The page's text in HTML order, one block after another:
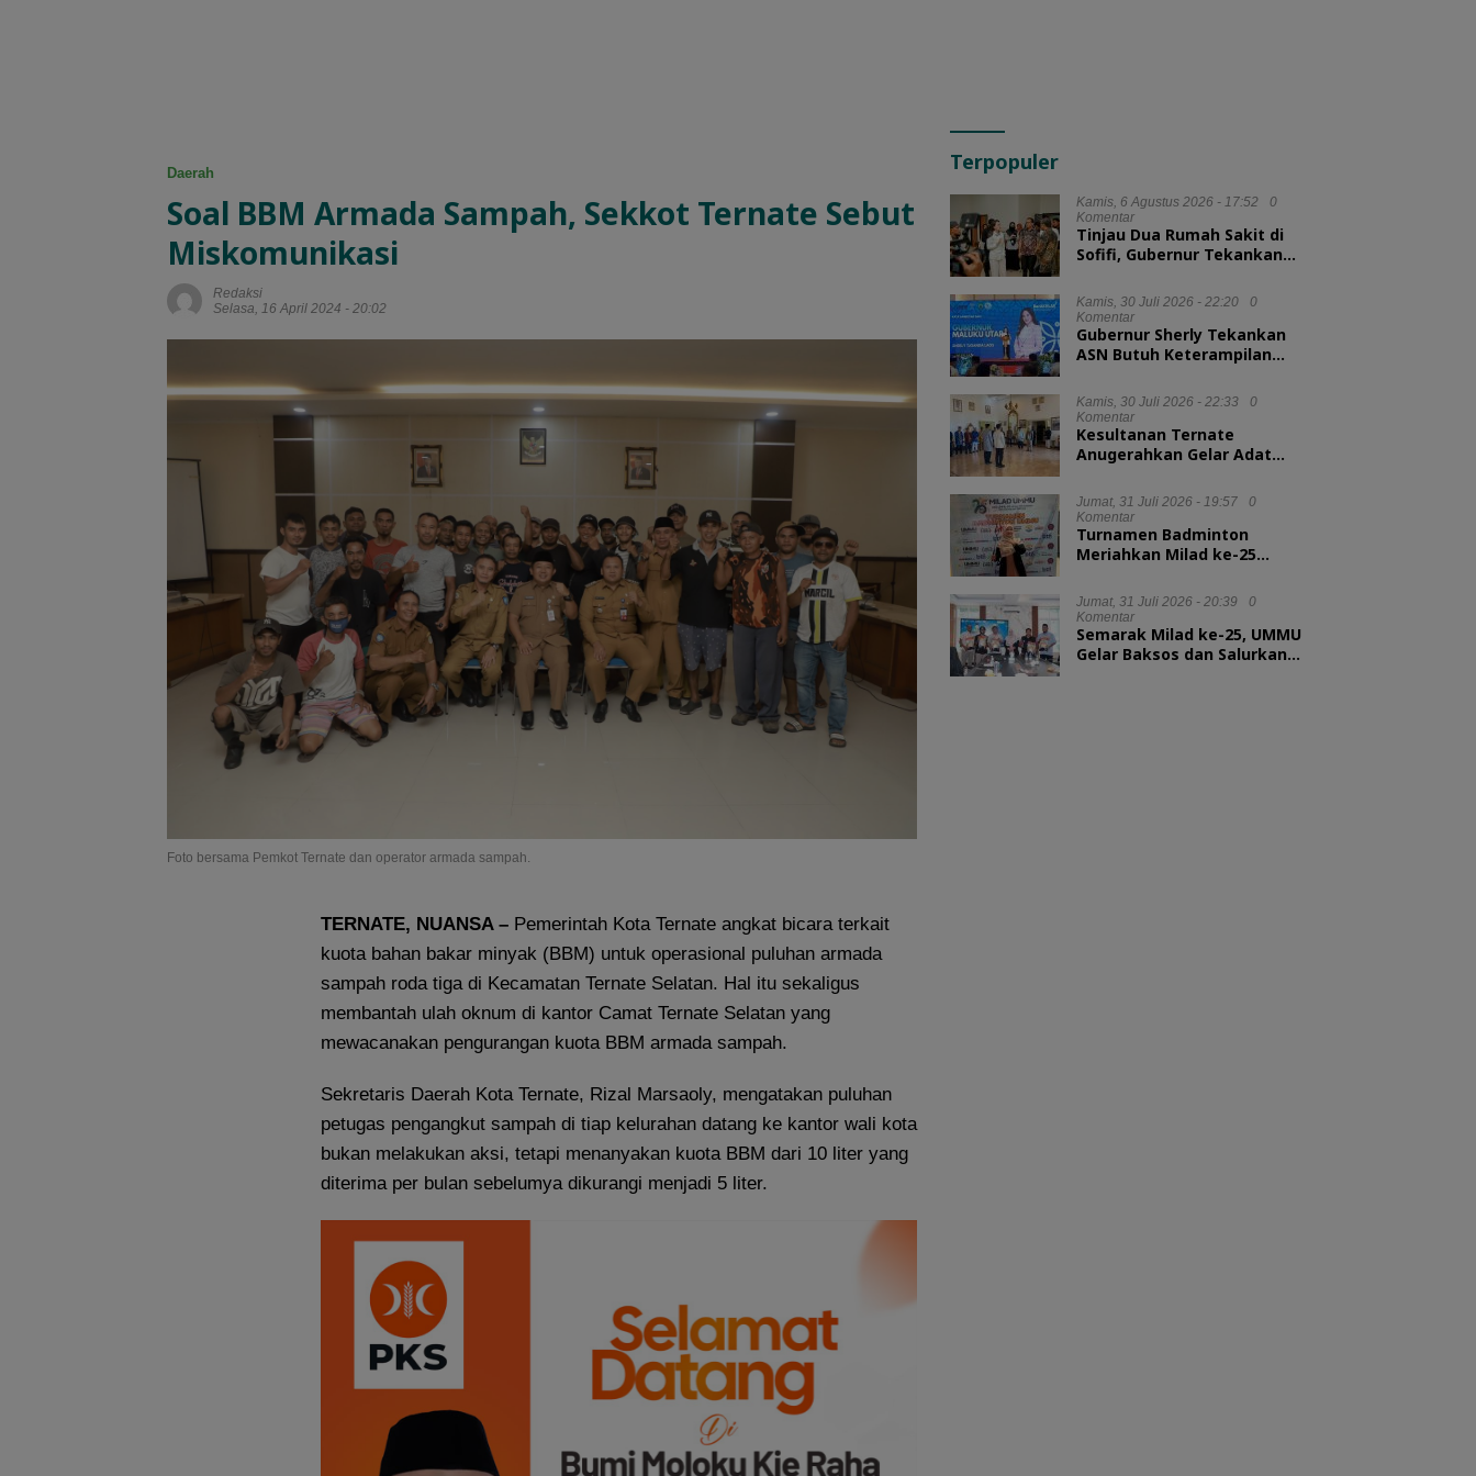
Daerah
Soal BBM Armada Sampah, Sekkot Ternate Sebut
Miskomunikasi
Redaksi
Selasa, 16 April 2024 - 20:02
Foto bersama Pemkot Ternate dan operator armada sampah.
TERNATE, NUANSA – Pemerintah Kota Ternate angkat bicara terkait
kuota bahan bakar minyak (BBM) untuk operasional puluhan armada
sampah roda tiga di Kecamatan Ternate Selatan. Hal itu sekaligus
membantah ulah oknum di kantor Camat Ternate Selatan yang
mewacanakan pengurangan kuota BBM armada sampah.
Sekretaris Daerah Kota Ternate, Rizal Marsaoly, mengatakan puluhan
petugas pengangkut sampah di tiap kelurahan datang ke kantor wali kota
bukan melakukan aksi, tetapi menanyakan kuota BBM dari 10 liter yang
diterima per bulan sebelumya dikurangi menjadi 5 liter.
Terpopuler
Kamis, 6 Agustus 2026 - 17:52
0
Komentar
Tinjau Dua Rumah Sakit di
Sofifi, Gubernur Tekankan
Kesehatan
Kamis, 30 Juli 2026 - 22:20
0
Komentar
Gubernur Sherly Tekankan
ASN Butuh Keterampilan
Kamis, 30 Juli 2026 - 22:33
0
Komentar
Kesultanan Ternate
Anugerahkan Gelar Adat
Kepala LAN RI
Jumat, 31 Juli 2026 - 19:57
0
Komentar
Turnamen Badminton
Meriahkan Milad ke-25
Sportivitas
Jumat, 31 Juli 2026 - 20:39
0
Komentar
Semarak Milad ke-25, UMMU
Gelar Baksos dan Salurkan